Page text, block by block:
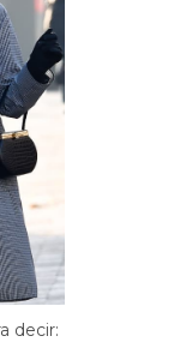
decir: